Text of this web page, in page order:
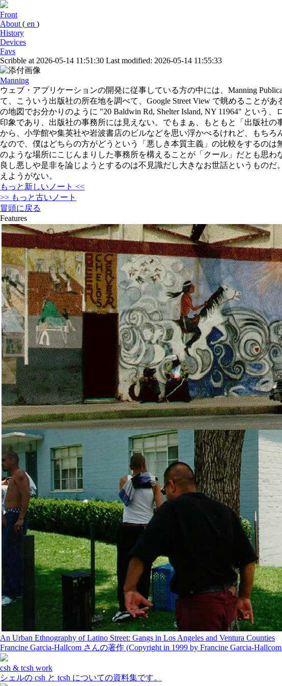
Front
About ( en )
History
Devices
Favs
Scribble at 2026-05-14 11:51:30 Last modified: 2026-05-14 11:55:33
Manning
ウェブ・アプリケーションの開発に従事している方の中には、Manning
て、こういう出版社の所在地を調べて、Google Street View で眺めることが
の地図でお分かりのように "20 Baldwin Rd, Shelter Island, NY 11964" とい
印象であり、出版社の事務所には見えない。でもまぁ、もともと「出版社
から、小学館や集英社や岩波書店のビルなどを思い浮かべるけれど、もちろ
なので、僕はどちらの方がどうという「悪しき本質主義」の比較をするの
のような場所にこじんまりした事務所を構えることが「クール」だとも思
良し悪しや是非を論じようとするのは不見識だし大きなお世話というもの
えようがない。
もっと新しいノート <<
>> もっと古いノート
冒頭に戻る
Features
An Urban Ethnography of Latino Street: Gangs in Los Angeles and Ventura Counties
Francine Garcia-Hallcom さんの著作 (Copyright in 1999 by Francine Garcia-
csh & tcsh work
シェルの csh と tcsh についての資料集です。